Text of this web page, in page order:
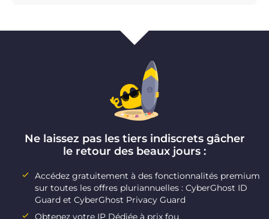
Ne laissez pas les tiers indiscrets gâcher
le retour des beaux jours :
Accédez gratuitement à des fonctionnalités premium
sur toutes les offres pluriannuelles : CyberGhost ID
Guard et CyberGhost Privacy Guard
Obtenez votre IP Dédiée à prix fou